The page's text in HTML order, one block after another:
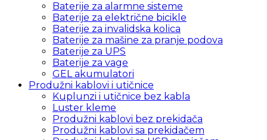
Baterije za alarmne sisteme
Baterije za električne bicikle
Baterije za invalidska kolica
Baterije za mašine za pranje podova
Baterije za UPS
Baterije za vage
GEL akumulatori
Produžni kablovi i utičnice
Kuplunzi i utičnice bez kabla
Luster kleme
Produžni kablovi bez prekidača
Produžni kablovi sa prekidačem